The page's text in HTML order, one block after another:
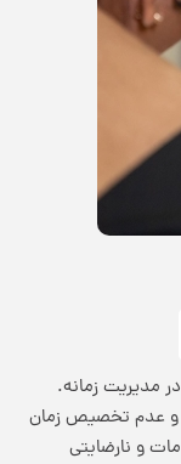
مدیریت زمانه.
و عدم تخصیص زمان
و نارضایتی